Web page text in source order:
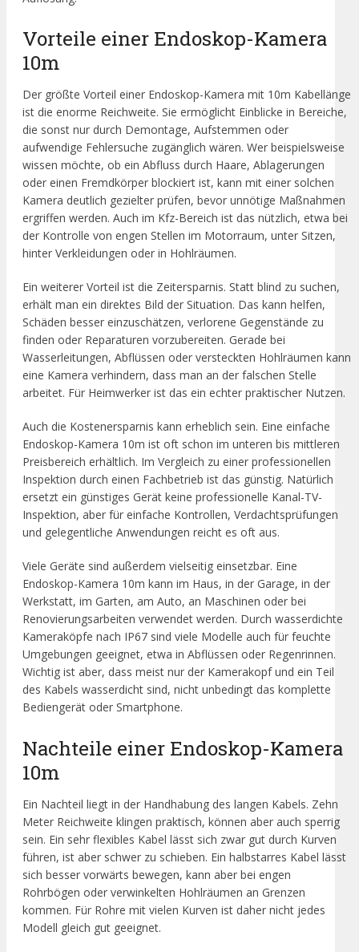
Vorteile einer Endoskop-Kamera
10m
Der größte Vorteil einer Endoskop-Kamera mit 10m Kabellänge
ist die enorme Reichweite. Sie ermöglicht Einblicke in Bereiche,
die sonst nur durch Demontage, Aufstemmen oder
aufwendige Fehlersuche zugänglich wären. Wer beispielsweise
wissen möchte, ob ein Abfluss durch Haare, Ablagerungen
oder einen Fremdkörper blockiert ist, kann mit einer solchen
Kamera deutlich gezielter prüfen, bevor unnötige Maßnahmen
ergriffen werden. Auch im Kfz-Bereich ist das nützlich, etwa bei
der Kontrolle von engen Stellen im Motorraum, unter Sitzen,
hinter Verkleidungen oder in Hohlräumen.
Ein weiterer Vorteil ist die Zeitersparnis. Statt blind zu suchen,
erhält man ein direktes Bild der Situation. Das kann helfen,
Schäden besser einzuschätzen, verlorene Gegenstände zu
finden oder Reparaturen vorzubereiten. Gerade bei
Wasserleitungen, Abflüssen oder versteckten Hohlräumen kann
eine Kamera verhindern, dass man an der falschen Stelle
arbeitet. Für Heimwerker ist das ein echter praktischer Nutzen.
Auch die Kostenersparnis kann erheblich sein. Eine einfache
Endoskop-Kamera 10m ist oft schon im unteren bis mittleren
Preisbereich erhältlich. Im Vergleich zu einer professionellen
Inspektion durch einen Fachbetrieb ist das günstig. Natürlich
ersetzt ein günstiges Gerät keine professionelle Kanal-TV-
Inspektion, aber für einfache Kontrollen, Verdachtsprüfungen
und gelegentliche Anwendungen reicht es oft aus.
Viele Geräte sind außerdem vielseitig einsetzbar. Eine
Endoskop-Kamera 10m kann im Haus, in der Garage, in der
Werkstatt, im Garten, am Auto, an Maschinen oder bei
Renovierungsarbeiten verwendet werden. Durch wasserdichte
Kameraköpfe nach IP67 sind viele Modelle auch für feuchte
Umgebungen geeignet, etwa in Abflüssen oder Regenrinnen.
Wichtig ist aber, dass meist nur der Kamerakopf und ein Teil
des Kabels wasserdicht sind, nicht unbedingt das komplette
Bediengerät oder Smartphone.
Nachteile einer Endoskop-Kamera
10m
Ein Nachteil liegt in der Handhabung des langen Kabels. Zehn
Meter Reichweite klingen praktisch, können aber auch sperrig
sein. Ein sehr flexibles Kabel lässt sich zwar gut durch Kurven
führen, ist aber schwer zu schieben. Ein halbstarres Kabel lässt
sich besser vorwärts bewegen, kann aber bei engen
Rohrbögen oder verwinkelten Hohlräumen an Grenzen
kommen. Für Rohre mit vielen Kurven ist daher nicht jedes
Modell gleich gut geeignet.